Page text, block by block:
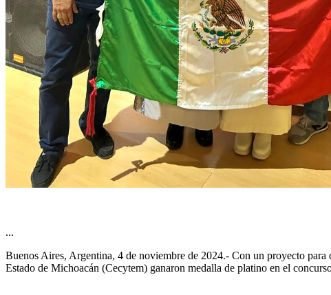
...
Buenos Aires, Argentina, 4 de noviembre de 2024.- Con un proyecto
Estado de Michoacán (Cecytem) ganaron medalla de platino en el